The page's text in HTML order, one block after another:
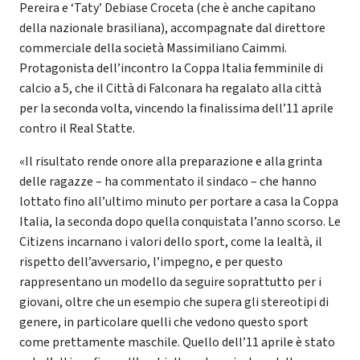
Pereira e ‘Taty’ Debiase Croceta (che è anche capitano
della nazionale brasiliana), accompagnate dal direttore
commerciale della società Massimiliano Caimmi.
Protagonista dell’incontro la Coppa Italia femminile di
calcio a 5, che il Città di Falconara ha regalato alla città
per la seconda volta, vincendo la finalissima dell’11 aprile
contro il Real Statte.
«Il risultato rende onore alla preparazione e alla grinta
delle ragazze – ha commentato il sindaco – che hanno
lottato fino all’ultimo minuto per portare a casa la Coppa
Italia, la seconda dopo quella conquistata l’anno scorso. Le
Citizens incarnano i valori dello sport, come la lealtà, il
rispetto dell’avversario, l’impegno, e per questo
rappresentano un modello da seguire soprattutto per i
giovani, oltre che un esempio che supera gli stereotipi di
genere, in particolare quelli che vedono questo sport
come prettamente maschile. Quello dell’11 aprile è stato